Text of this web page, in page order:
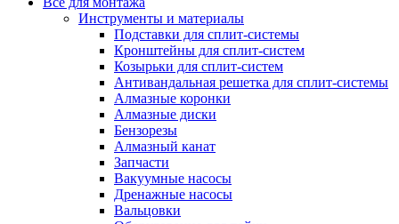
Инструменты и материалы
Подставки для сплит-системы
Кронштейны для сплит-систем
Козырьки для сплит-систем
Антивандальная решетка для сплит-системы
Алмазные коронки
Алмазные диски
Бензорезы
Алмазный канат
Запчасти
Вакуумные насосы
Дренажные насосы
Вальцовки